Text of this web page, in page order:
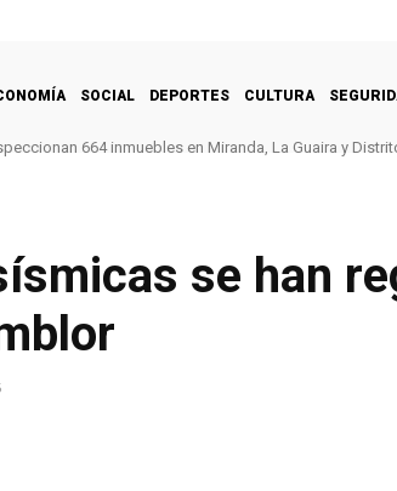
SOCIAL DEPORTES CULTURA
664 inmuebles en Miranda, La Guaira y
se han